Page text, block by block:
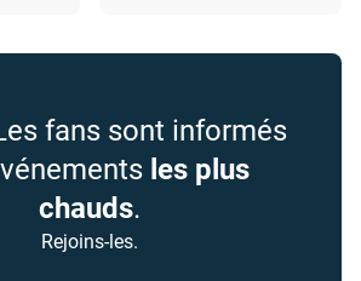
fans sont informés
les plus
chauds.
Rejoins-les.